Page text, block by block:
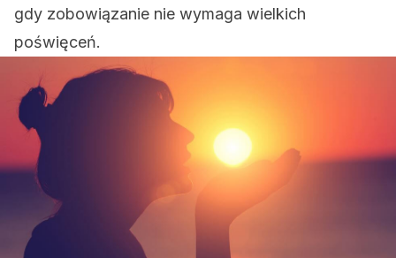
gdy zobowiązanie nie wymaga wielkich
poświęceń.